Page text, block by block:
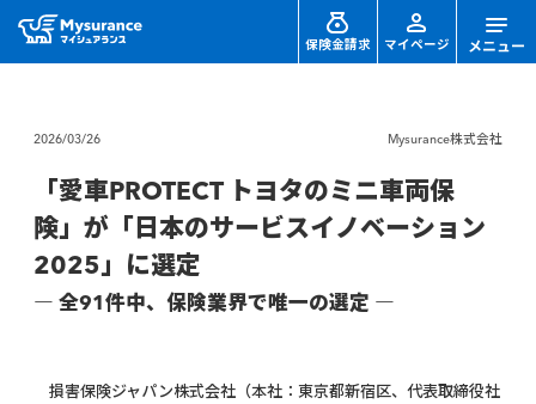
保険金請求 マイページ
2026/03/26 Mysurance株式会社
「愛車PROTECT トヨタのミニ車両保
険」が「日本のサービスイノベーション
2025」に選定
― 全91件中、保険業界で唯一の選定 ―
損害保険ジャパン株式会社（本社：東京都新宿区、代表取締役社